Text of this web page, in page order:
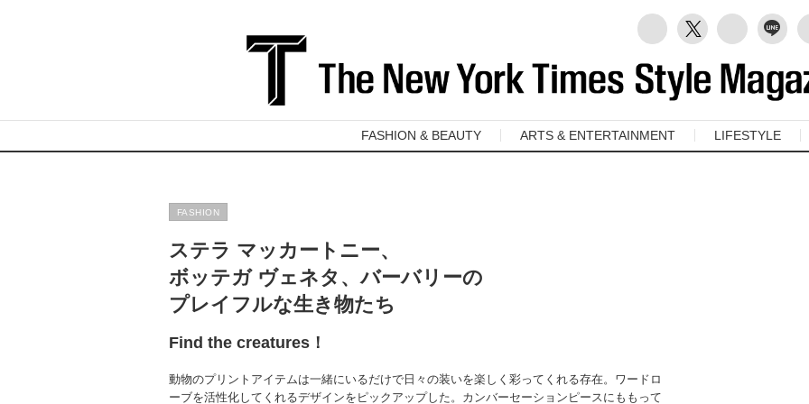
FASHION & BEAUTY ARTS & ENTERTAINMENT LIFESTYLE
FASHION
ステラ マッカートニー、
ボッテガ ヴェネタ、バーバリーの
プレイフルな生き物たち
Find the creatures！
動物のプリントアイテムは一緒にいるだけで日々の装いを楽しく彩ってくれる存在。ワードロ
ーブを活性化してくれるデザインをピックアップした。カンバーセーションピースにももって